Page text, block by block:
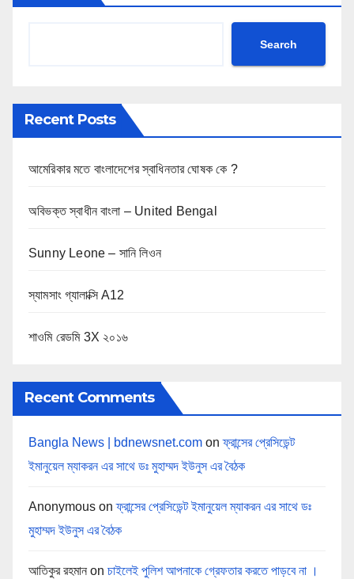
Search
Recent Posts
আমেরিকার মতে বাংলাদেশের স্বাধিনতার ঘোষক কে ?
অবিভক্ত স্বাধীন বাংলা – United Bengal
Sunny Leone – সানি লিওন
স্যামসাং গ্যালাক্সি A12
শাওমি রেডমি 3X ২০১৬
Recent Comments
Bangla News | bdnewsnet.com onফ্রান্সের প্রেসিডেন্ট
ইমানুয়েল ম্যাকরন এর সাথে ডঃ মুহাম্মদ ইউনুস এর বৈঠক
Anonymous onফ্রান্সের প্রেসিডেন্ট ইমানুয়েল ম্যাকরন এর সাথে ডঃ
মুহাম্মদ ইউনুস এর বৈঠক
আতিকুর রহমান on চাইলেই পুলিশ আপনাকে গ্রেফতার করতে পাড়বে না ।